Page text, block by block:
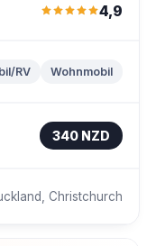
4,9
RV Wohnmobil
340 NZD
Christchurch